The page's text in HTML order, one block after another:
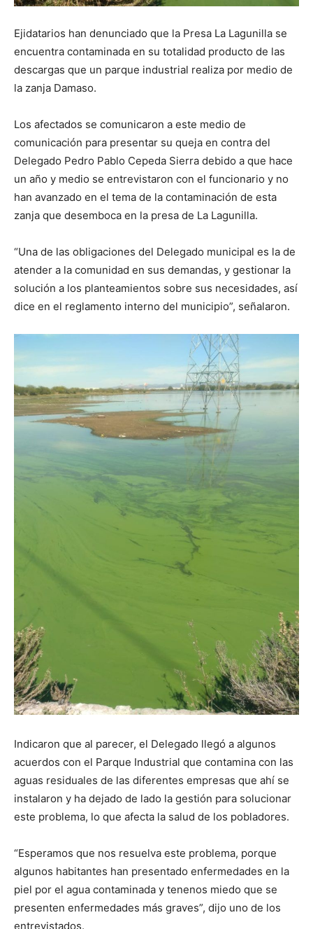
Ejidatarios han denunciado que la Presa La Lagunilla se
encuentra contaminada en su totalidad producto de las
descargas que un parque industrial realiza por medio de
la zanja Damaso.
Los afectados se comunicaron a este medio de
comunicación para presentar su queja en contra del
Delegado Pedro Pablo Cepeda Sierra debido a que hace
un año y medio se entrevistaron con el funcionario y no
han avanzado en el tema de la contaminación de esta
zanja que desemboca en la presa de La Lagunilla.
“Una de las obligaciones del Delegado municipal es la de
atender a la comunidad en sus demandas, y gestionar la
solución a los planteamientos sobre sus necesidades, así
dice en el reglamento interno del municipio”, señalaron.
Indicaron que al parecer, el Delegado llegó a algunos
acuerdos con el Parque Industrial que contamina con las
aguas residuales de las diferentes empresas que ahí se
instalaron y ha dejado de lado la gestión para solucionar
este problema, lo que afecta la salud de los pobladores.
“Esperamos que nos resuelva este problema, porque
algunos habitantes han presentado enfermedades en la
piel por el agua contaminada y tenenos miedo que se
presenten enfermedades más graves”, dijo uno de los
entrevistados.